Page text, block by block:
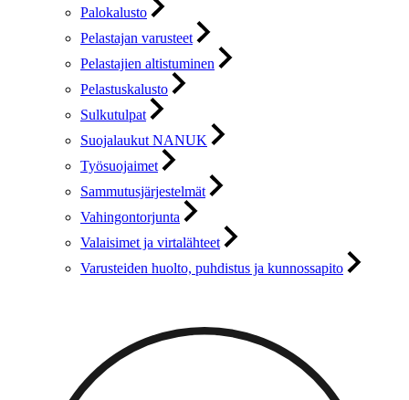
Palokalusto
Pelastajan varusteet
Pelastajien altistuminen
Pelastuskalusto
Sulkutulpat
Suojalaukut NANUK
Työsuojaimet
Sammutusjärjestelmät
Vahingontorjunta
Valaisimet ja virtalähteet
Varusteiden huolto, puhdistus ja kunnossapito